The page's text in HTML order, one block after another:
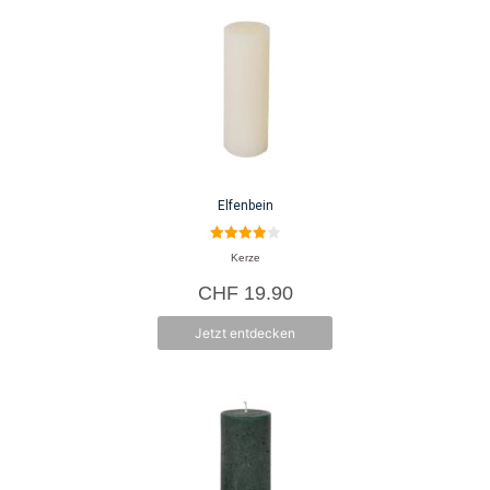
Elfenbein
4.00
von 5
Kerze
CHF19.90
Jetzt entdecken